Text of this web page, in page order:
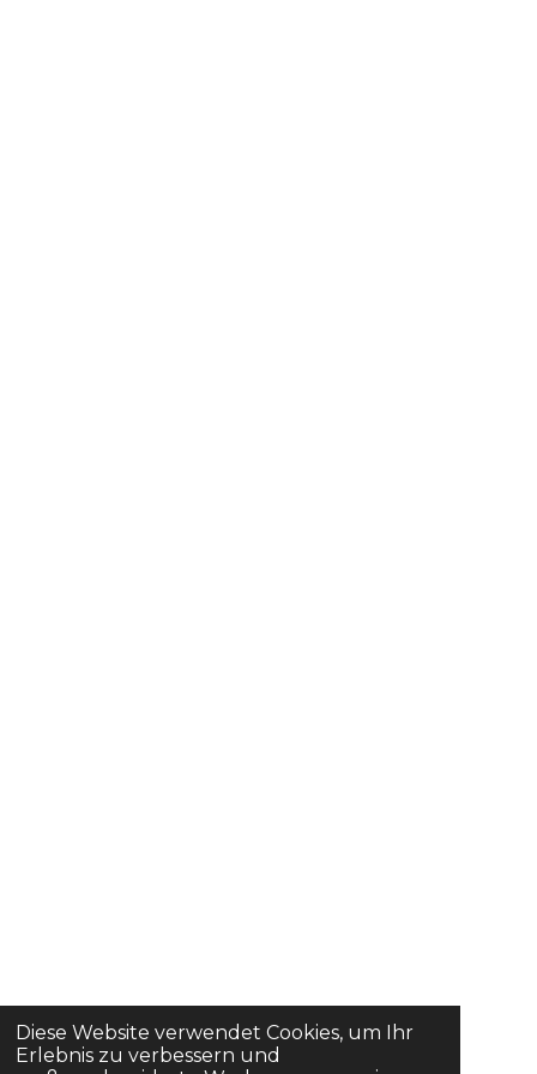
Diese Website verwendet Cookies, um Ihr
Erlebnis zu verbessern und